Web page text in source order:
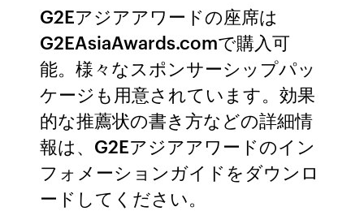
G2Eアジアアワードの座席は
G2EAsiaAwards.comで購入可
能。様々なスポンサーシップパッ
ケージも用意されています。効果
的な推薦状の書き方などの詳細情
報は、G2Eアジアアワードのイン
フォメーションガイドをダウンロ
ードしてください。